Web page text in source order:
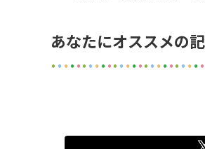
あなたにオススメの